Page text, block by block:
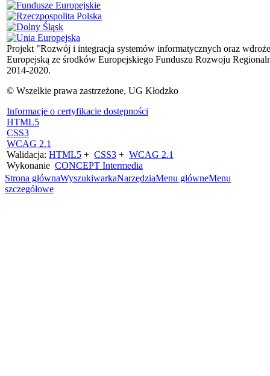
Projekt "Rozwój i integracja systemów informatycznych oraz
Europejską ze środków Europejskiego Funduszu Rozwoju
2014-2020.
© Wszelkie prawa zastrzeżone, UG Kłodzko
Informacje o certyfikacie dostępności
HTML5
CSS3
WCAG 2.1
Walidacja: HTML5 + CSS3 + WCAG 2.1
Wykonanie CONCEPT Intermedia
Strona głównaWyszukiwarkaNarzędziaMenu główneMenu
szczegółowe